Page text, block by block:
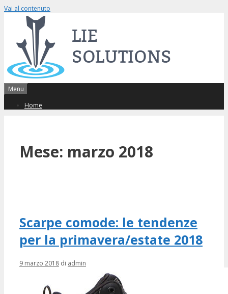
Vai al contenuto
Menu
Home
Mese: marzo 2018
Scarpe comode: le tendenze
per la primavera/estate 2018
9 marzo 2018 di admin